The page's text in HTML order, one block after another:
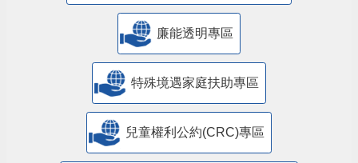
廉能透明專區
特殊境遇家庭扶助專區
兒童權利公約(CRC)專區